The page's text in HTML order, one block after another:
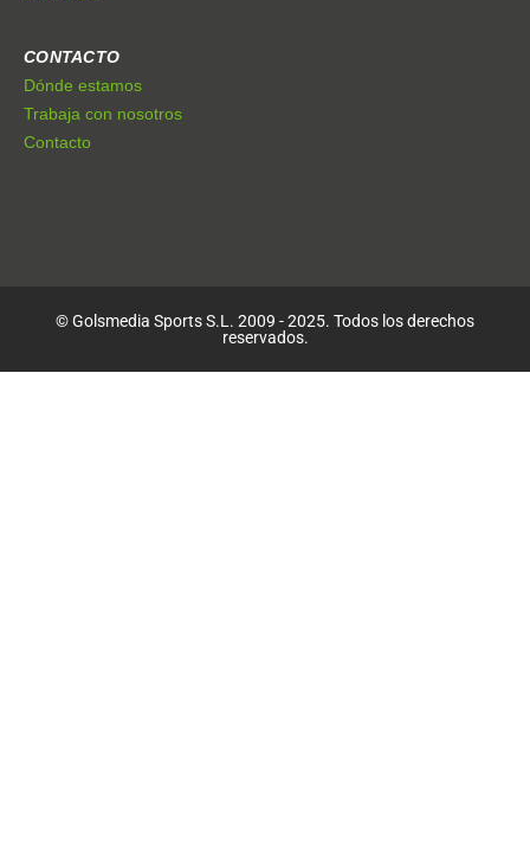
CONTACTO
Dónde estamos
Trabaja con nosotros
Contacto
© Golsmedia Sports S.L. 2009 - 2025. Todos los derechos
reservados.